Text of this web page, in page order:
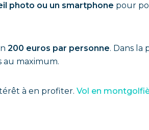
photo ou un smartphone pour
200 euros par personne. Dans la
au maximum.
à en profiter. Vol en